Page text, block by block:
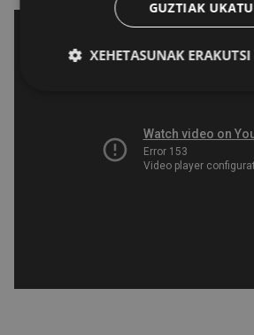
GUZTIAK UKATU
XEHETASUNAK ERAKUTSI